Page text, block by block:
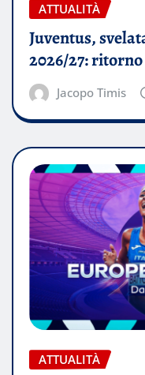
ATTUALITÀ
Juventus,
2026/27:
Jacopo Timis
ATTUALITÀ